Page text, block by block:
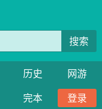
搜索
历史
网游
完本
登录